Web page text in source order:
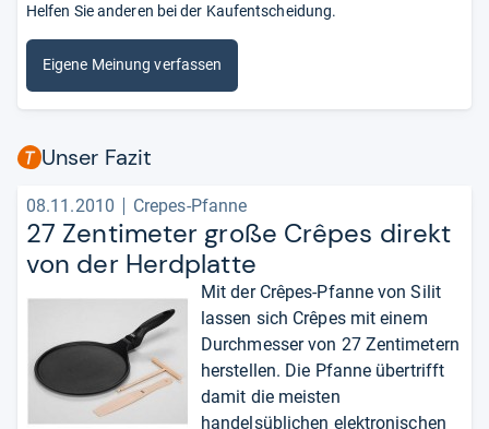
Helfen Sie anderen bei der Kaufentscheidung.
Eigene Meinung verfassen
Unser Fazit
08.11.2010 Crepes-Pfanne
27 Zen­ti­me­ter große Crê­pes direkt
von der Herd­platte
Mit der Crêpes-Pfanne von Silit
lassen sich Crêpes mit einem
Durchmesser von 27 Zentimetern
herstellen. Die Pfanne übertrifft
damit die meisten
handelsüblichen elektronischen